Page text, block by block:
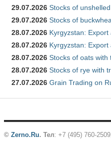
29.07.2026 Stocks of
29.07.2026 Stocks of
28.07.2026 Kyrgyzstan:
28.07.2026 Kyrgyzstan:
28.07.2026 Stocks of oats
28.07.2026 Stocks of rye with
27.07.2026 Grain Trading on
© Zerno.Ru. Тел: +7 (495) 760-